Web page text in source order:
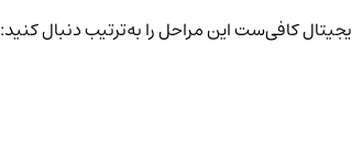
کافی‌ست این مراحل را به‌ترتیب دنبال کنید: